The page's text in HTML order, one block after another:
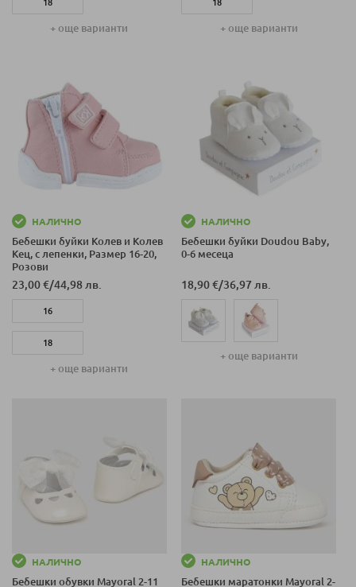
18
+ още варианти
18
+ още варианти
НАЛИЧНО
Бебешки буйки Колев и Колев
Кец, с лепенки, Размер 16-20,
Розови
23,00 €/44,98 лв.
16
18
+ още варианти
НАЛИЧНО
Бебешки буйки Doudou Baby,
0-6 месеца
18,90 €/36,97 лв.
+ още варианти
НАЛИЧНО
Бебешки обувки Mayoral 2-11
НАЛИЧНО
Бебешки маратонки Mayoral 2-